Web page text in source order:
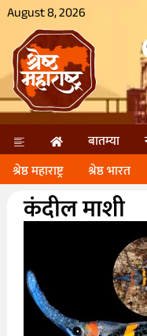
August 8, 2026
बातम्या
श्रेष्ठ महाराष्ट्र
श्रेष्ठ भारत
कंदील माशी